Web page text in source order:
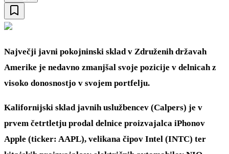
Največji javni pokojninski sklad v Združenih državah
Amerike je nedavno zmanjšal svoje pozicije v delnicah z
visoko donosnostjo v svojem portfelju.
Kalifornijski sklad javnih uslužbencev (Calpers) je v
prvem četrtletju prodal delnice proizvajalca iPhonov
Apple (ticker: AAPL), velikana čipov Intel (INTC) ter